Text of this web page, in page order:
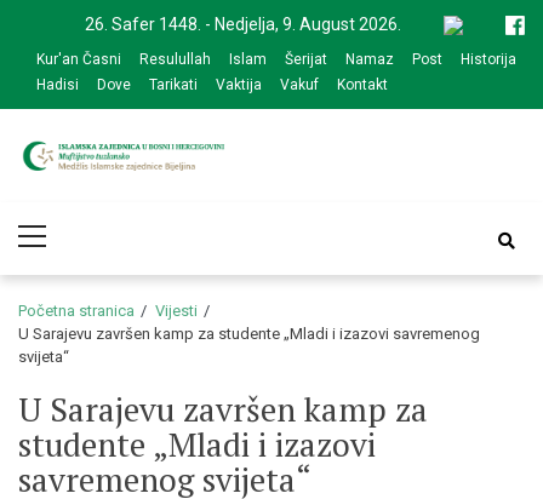
navigation
content
26. Safer 1448. - Nedjelja, 9. August 2026.
Kur'an Časni Resulullah Islam Šerijat Namaz Post
Historija
Hadisi
Dove Tarikati Vaktija Vakuf Kontakt
zajednice Bijeljina
Menu
Početna stranica
Vijesti
U Sarajevu završen kamp za studente „Mladi i izazovi savremenog
svijeta“
U Sarajevu završen kamp za
studente „Mladi i izazovi
savremenog svijeta“